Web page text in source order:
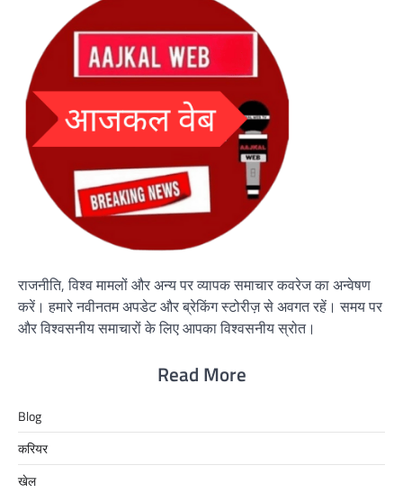
राजनीति, विश्व मामलों और अन्य पर व्यापक समाचार कवरेज का अन्वेषण
करें। हमारे नवीनतम अपडेट और ब्रेकिंग स्टोरीज़ से अवगत रहें। समय पर
और विश्वसनीय समाचारों के लिए आपका विश्वसनीय स्रोत।
Read More
Blog
करियर
खेल